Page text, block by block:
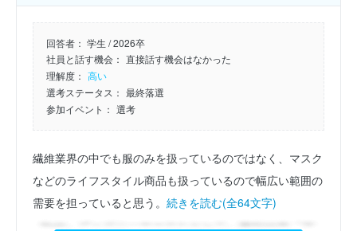
回答者： 学生 / 2026卒
社員と話す機会： 直接話す機会はなかった
理解度： 高い
選考ステータス： 最終落選
参加イベント： 選考
繊維業界の中でも服のみを扱っているのではなく、マスク
などのライフスタイル商品も扱っているので幅広い範囲の
需要を担っていると思う。 続きを読む(全64文字)